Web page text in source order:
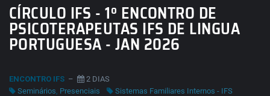
CÍRCULO IFS - 1º ENCONTRO DE
PSICOTERAPEUTAS IFS DE LINGUA
PORTUGUESA - JAN 2026
ENCONTRO IFS –
2 DIAS
Seminários, Presenciais Sistemas Familiares Internos - IFS